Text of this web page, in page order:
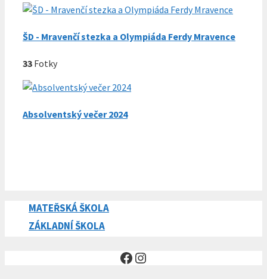
ŠD - Mravenčí stezka a Olympiáda Ferdy Mravence
33 Fotky
Absolventský večer 2024
MATEŘSKÁ ŠKOLA
ZÁKLADNÍ ŠKOLA
Facebook
Instagram